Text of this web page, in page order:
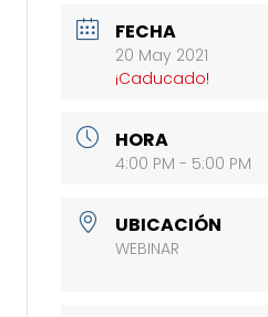
FECHA
20 May 2021
¡Caducado!
HORA
4:00 PM - 5:00 PM
UBICACIÓN
WEBINAR